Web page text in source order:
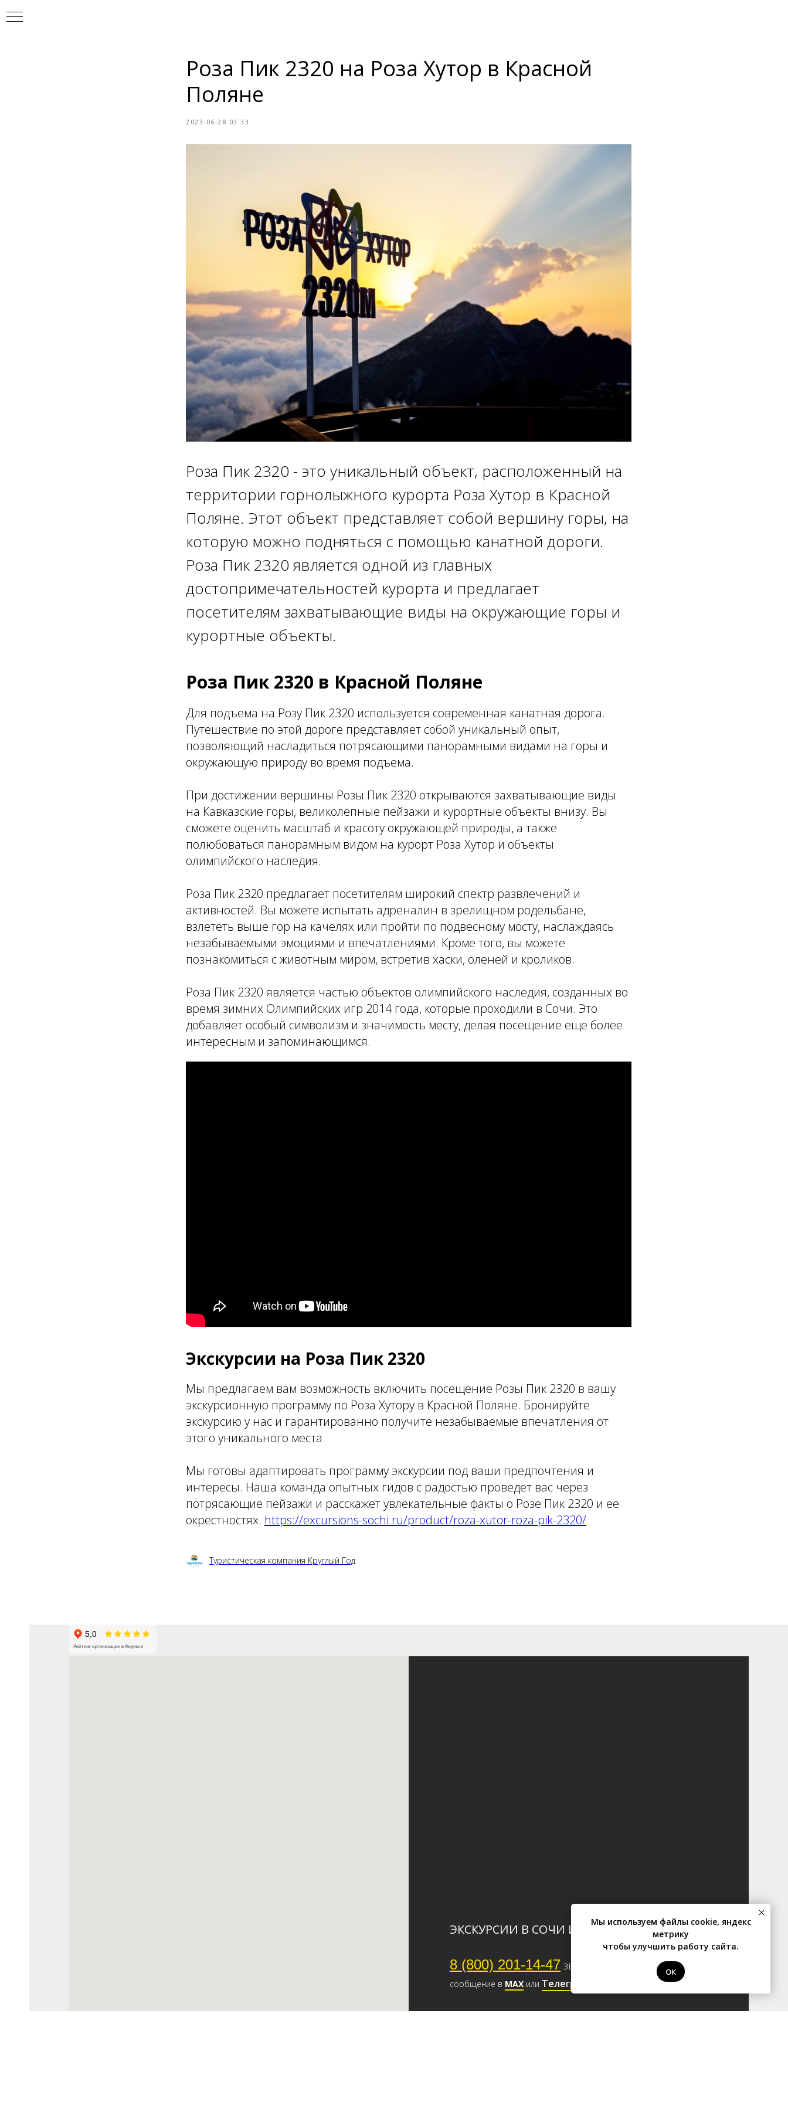
Роза Пик 2320 на Роза Хутор в Красной
Поляне
2023-06-28 03:33
Роза Пик 2320 - это уникальный объект, расположенный на
территории горнолыжного курорта Роза Хутор в Красной
Поляне. Этот объект представляет собой вершину горы, на
которую можно подняться с помощью канатной дороги.
Роза Пик 2320 является одной из главных
достопримечательностей курорта и предлагает
посетителям захватывающие виды на окружающие горы и
курортные объекты.
Роза Пик 2320 в Красной Поляне
Для подъема на Розу Пик 2320 используется современная канатная дорога.
Путешествие по этой дороге представляет собой уникальный опыт,
позволяющий насладиться потрясающими панорамными видами на горы и
окружающую природу во время подъема.
При достижении вершины Розы Пик 2320 открываются захватывающие виды
на Кавказские горы, великолепные пейзажи и курортные объекты внизу. Вы
сможете оценить масштаб и красоту окружающей природы, а также
полюбоваться панорамным видом на курорт Роза Хутор и объекты
олимпийского наследия.
Роза Пик 2320 предлагает посетителям широкий спектр развлечений и
активностей. Вы можете испытать адреналин в зрелищном родельбане,
взлететь выше гор на качелях или пройти по подвесному мосту, наслаждаясь
незабываемыми эмоциями и впечатлениями. Кроме того, вы можете
познакомиться с животным миром, встретив хаски, оленей и кроликов.
Роза Пик 2320 является частью объектов олимпийского наследия, созданных во
время зимних Олимпийских игр 2014 года, которые проходили в Сочи. Это
добавляет особый символизм и значимость месту, делая посещение еще более
интересным и запоминающимся.
Экскурсии на Роза Пик 2320
Мы предлагаем вам возможность включить посещение Розы Пик 2320 в вашу
экскурсионную программу по Роза Хутору в Красной Поляне. Бронируйте
экскурсию у нас и гарантированно получите незабываемые впечатления от
этого уникального места.
Мы готовы адаптировать программу экскурсии под ваши предпочтения и
интересы. Наша команда опытных гидов с радостью проведет вас через
потрясающие пейзажи и расскажет увлекательные факты о Розе Пик 2320 и ее
окрестностях. https://excursions-sochi.ru/product/roza-xutor-roza-pik-2320/
Туристическая компания Круглый Год
ЭКСКУРСИИ В СОЧИ И АБХАЗИИ
8 (800) 201-14-47 звонок бесплатный✆
сообщение в МАХ или Телеграм
Мы используем файлы cookie, яндекс
метрику
чтобы улучшить работу сайта.
ОК